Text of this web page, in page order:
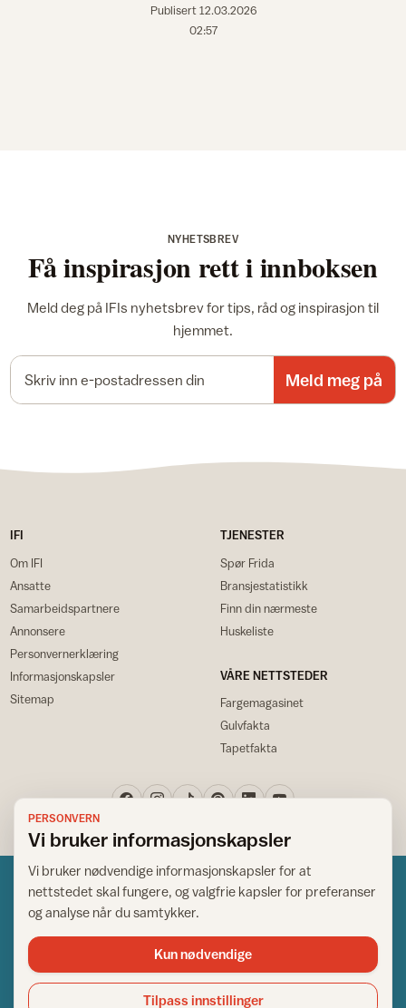
Publisert 12.03.2026
02:57
NYHETSBREV
Få inspirasjon rett i innboksen
Meld deg på IFIs nyhetsbrev for tips, råd og inspirasjon til
hjemmet.
Meld meg på
IFI
Om IFI
Ansatte
Samarbeidspartnere
Annonsere
Personvernerklæring
Informasjonskapsler
Sitemap
TJENESTER
Spør Frida
Bransjestatistikk
Finn din nærmeste
Huskeliste
VÅRE NETTSTEDER
Fargemagasinet
Gulvfakta
Tapetfakta
Norsk råd for hjem og bygg
Copyright © 1995-2026. All Rights Reserved.
PERSONVERN
Vi bruker informasjonskapsler
Vi bruker nødvendige informasjonskapsler for at
nettstedet skal fungere, og valgfrie kapsler for preferanser
og analyse når du samtykker.
Kun nødvendige
Tilpass innstillinger